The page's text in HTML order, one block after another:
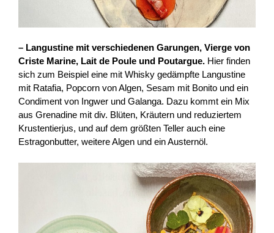
– Langustine mit verschiedenen Garungen, Vierge von
Criste Marine, Lait de Poule und Poutargue. Hier finden
sich zum Beispiel eine mit Whisky gedämpfte Langustine
mit Ratafia, Popcorn von Algen, Sesam mit Bonito und ein
Condiment von Ingwer und Galanga. Dazu kommt ein Mix
aus Grenadine mit div. Blüten, Kräutern und reduziertem
Krustentierjus, und auf dem größten Teller auch eine
Estragonbutter, weitere Algen und ein Austernöl.